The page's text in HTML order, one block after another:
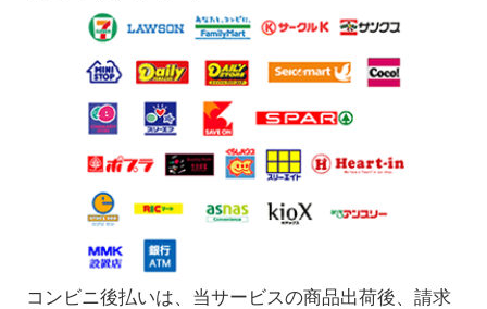
コンビニ後払いは、当サービスの商品出荷後、請求